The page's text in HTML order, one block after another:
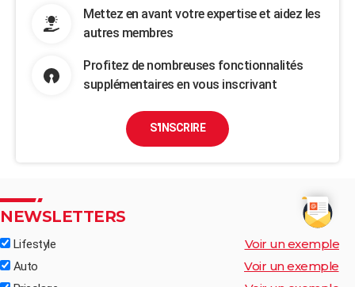
Mettez en avant votre expertise et aidez les
autres membres
Profitez de nombreuses fonctionnalités
supplémentaires en vous inscrivant
S'INSCRIRE
NEWSLETTERS
Lifestyle Voir un exemple
Auto Voir un exemple